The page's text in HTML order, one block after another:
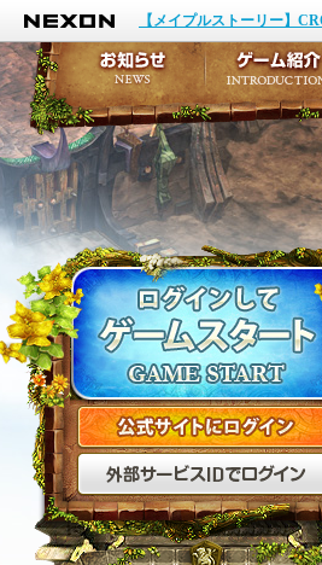
NEXON
【メイプルストーリー】
お知らせ
イベント
アップ
メンテナ